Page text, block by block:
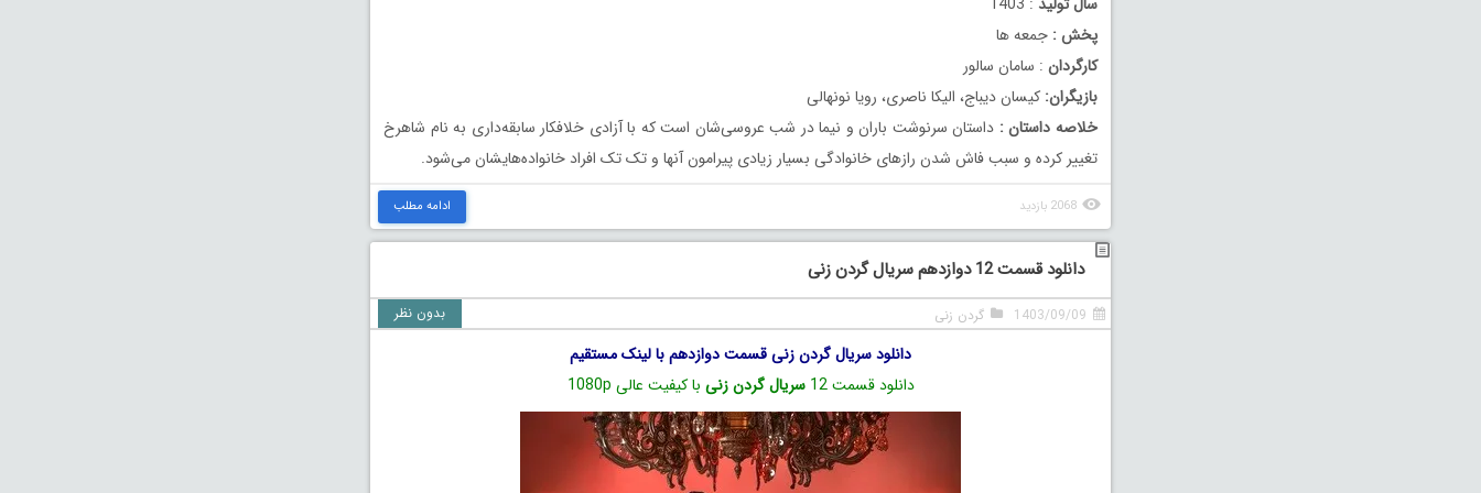
پخش : جمعه ها
کارگردان : سامان سالور
بازیگران: کیسان دیباج، الیکا ناصری، رویا نونهالی
خلاصه داستان : داستان سرنوشت باران و نیما در شب عروسی‌شان است که با آزادی خلافکار سابقه‌داری به نام شاهرخ
تغییر کرده و سبب فاش شدن رازهای خانوادگی بسیار زیادی پیرامون آنها و تک تک افراد خانواده‌هایشان می‌شود.
2068 بازدید ادامه مطلب
دانلود قسمت 12 دوازدهم سریال گردن زنی
1403/09/09 گردن زنی بدون نظر
دانلود سریال گردن زنی قسمت دوازدهم با لینک مستقیم
دانلود قسمت 12
سریال گردن زنی با کیفیت عالی 1080p